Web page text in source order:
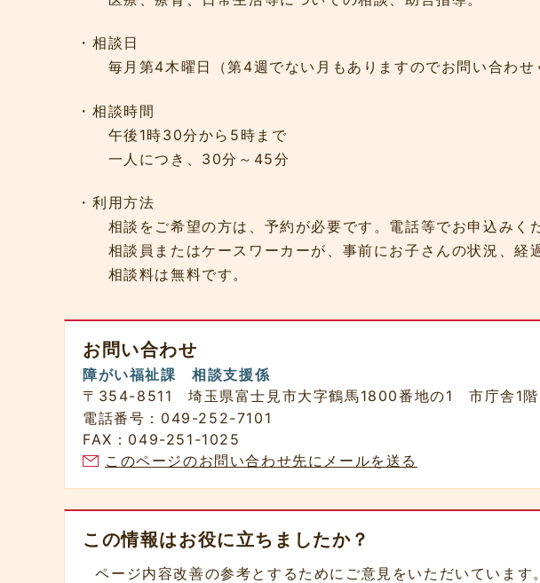
・相談日
毎月第4木曜日（第4週でない月もありますのでお問い合わせ
・相談時間
午後1時30分から5時まで
一人につき、30分～45分
・利用方法
相談をご希望の方は、予約が必要です。電話等でお申込みく
相談員またはケースワーカーが、事前にお子さんの状況、経
相談料は無料です。
お問い合わせ
障がい福祉課 相談支援係
〒354-8511 埼玉県富士見市大字鶴馬1800番地の1 市庁舎1階
電話番号：049-252-7101
FAX：049-251-1025
このページのお問い合わせ先にメールを送る
この情報はお役に立ちましたか？
ページ内容改善の参考とするためにご意見をいただいています。